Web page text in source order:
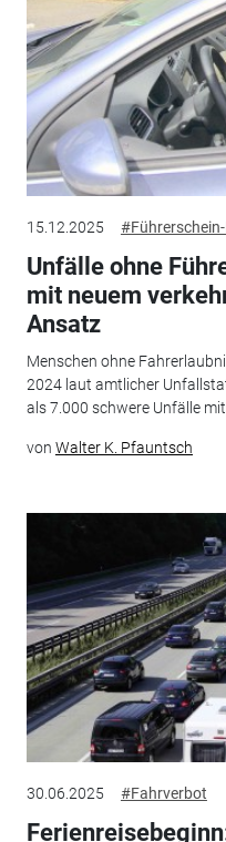
15.12.2025
Unfälle ohne
mit neuem
Ansatz
Menschen ohne
2024 laut amtlicher
als 7.000 schwere Unfälle
von Walter K. Pfauntsch
30.06.2025 #Fahrverbot